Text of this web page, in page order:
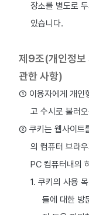
장소를 별도로
있습니다.
제9조(개인정보
관한 사항)
① 이용자에게 개인
고 수시로 불러
② 쿠키는 웹사이트
의 컴퓨터 브라
PC 컴퓨터내의
1. 쿠키의 사용
들에 대한 방